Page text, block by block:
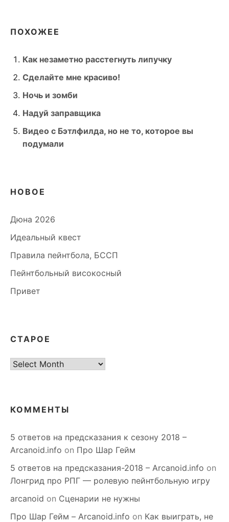
ПОХОЖЕЕ
Как незаметно расстегнуть липучку
Сделайте мне красиво!
Ночь и зомби
Надуй заправщика
Видео с Бэтлфилда, но не то, которое вы
подумали
НОВОЕ
Дюна 2026
Идеальный квест
Правила пейнтбола, БССП
Пейнтбольный високосный
Привет
СТАРОЕ
старое
КОММЕНТЫ
5 ответов на предсказания к сезону 2018 –
Arcanoid.info on Про Шар Гейм
5 ответов на предсказания-2018 – Arcanoid.info on
Лонгрид про РПГ — ролевую пейнтбольную игру
arcanoid on Сценарии не нужны
Про Шар Гейм – Arcanoid.info on Как выиграть, не